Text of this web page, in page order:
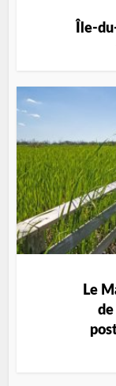
Île-
Le